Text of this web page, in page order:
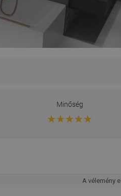
Minőség
A vélemény